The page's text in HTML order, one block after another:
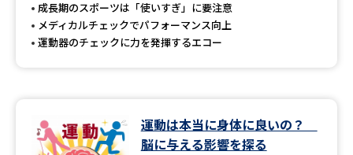
成長期のスポーツは「使いすぎ」に要注意
メディカルチェックでパフォーマンス向上
運動器のチェックに力を発揮するエコー
運動は本当に身体に良いの？
脳に与える影響を探る